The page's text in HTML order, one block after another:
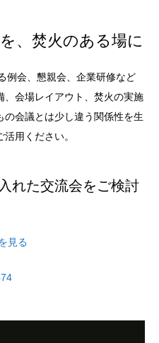
、焚火のある場に
例会、懇親会、企業研修など
、会場レイアウト、焚火の実施
の会議とは少し違う関係性を生
用ください。
れた交流会をご検討
見る